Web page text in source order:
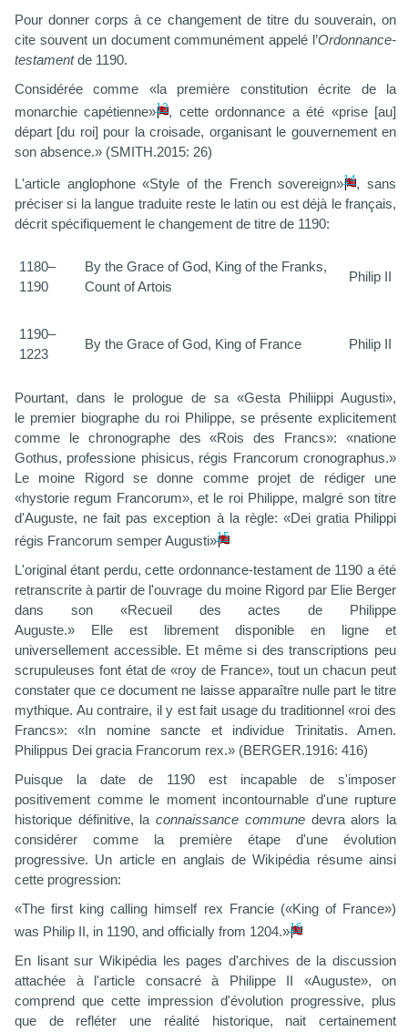
Pour donner corps à ce changement de titre du souverain, on
cite souvent un document communément appelé l’Ordonnance-
testamentde 1190.
Considérée comme «la première constitution écrite de la
monarchie capétienne»13, cette ordonnance a été «prise [au]
départ [du roi] pour la croisade, organisant le gouvernement en
son absence.» (SMITH.2015: 26)
L'article anglophone «Style of the French sovereign»14, sans
préciser si la langue traduite reste le latin ou est déjà le français,
décrit spécifiquement le changement de titre de 1190:
1180–
1190
By the Grace of God, King of the Franks,
Count of Artois
Philip II
1190–
1223
By the Grace of God, King of France Philip II
Pourtant, dans le prologue de sa «Gesta Philiippi Augusti»,
le premier biographe du roi Philippe, se présente explicitement
comme le chronographe des «Rois des Francs»: «natione
Gothus, professione phisicus, régis Francorum cronographus.»
Le moine Rigord se donne comme projet de rédiger une
«hystorie regum Francorum», et le roi Philippe, malgré son titre
d'Auguste, ne fait pas exception à la règle: «Dei gratia Philippi
régis Francorum semper Augusti»15
L'original étant perdu, cette ordonnance-testament de 1190 a été
retranscrite à partir de l'ouvrage du moine Rigord par Elie Berger
dans son «Recueil des actes de Philippe
Auguste.» Elle est librement disponible en ligne et
universellement accessible. Et même si des transcriptions peu
scrupuleuses font état de «roy de France», tout un chacun peut
constater que ce document ne laisse apparaître nulle part le titre
mythique. Au contraire, il y est fait usage du traditionnel «roi des
Francs»: «In nomine sancte et individue Trinitatis. Amen.
Philippus Dei gracia Francorum rex.» (BERGER.1916: 416)
Puisque la date de 1190 est incapable de s'imposer
positivement comme le moment incontournable d'une rupture
historique définitive, laconnaissance communedevra alors la
considérer comme la première étape d'une évolution
progressive. Un article en anglais de Wikipédia résume ainsi
cette progression:
«The first king calling himself rex Francie («King of France»)
was Philip II, in 1190, and officially from 1204.»16
En lisant sur Wikipédia les pages d'archives de la discussion
attachée à l'article consacré à Philippe II «Auguste», on
comprend que cette impression d'évolution progressive, plus
que de refléter une réalité historique, nait certainement